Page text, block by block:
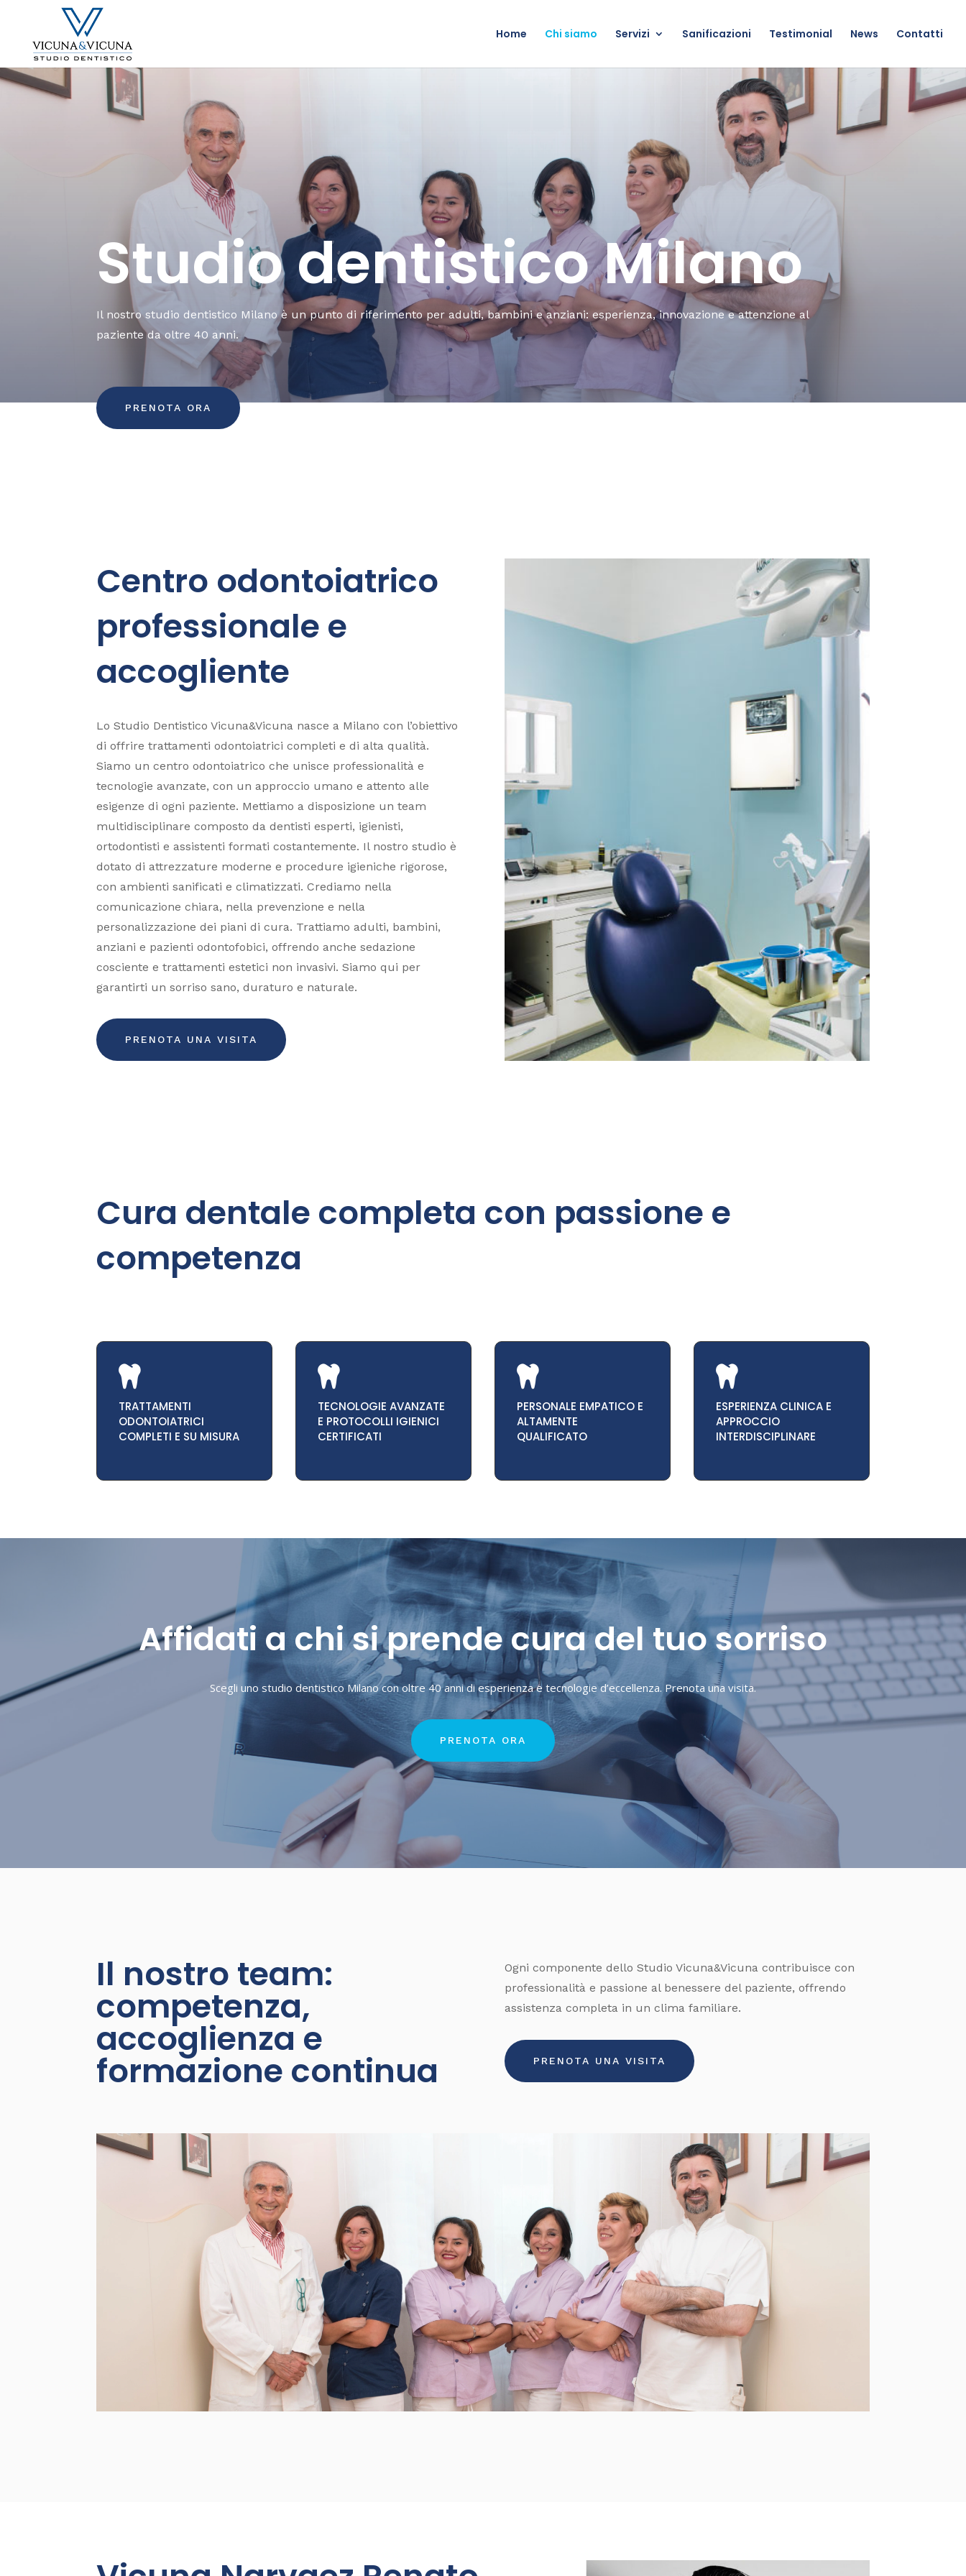
Home Chi siamo Servizi Sanificazioni Testimonial News Contatti
Studio dentistico Milano
Il nostro studio dentistico Milano è un punto di riferimento per adulti, bambini e anziani: esperienza, innovazione e attenzione al
paziente da oltre 40 anni.
PRENOTA ORA
Centro odontoiatrico
professionale e
accogliente
Lo Studio Dentistico Vicuna&Vicuna nasce a Milano con l’obiettivo
di offrire trattamenti odontoiatrici completi e di alta qualità.
Siamo un centro odontoiatrico che unisce professionalità e
tecnologie avanzate, con un approccio umano e attento alle
esigenze di ogni paziente. Mettiamo a disposizione un team
multidisciplinare composto da dentisti esperti, igienisti,
ortodontisti e assistenti formati costantemente. Il nostro studio è
dotato di attrezzature moderne e procedure igieniche rigorose,
con ambienti sanificati e climatizzati. Crediamo nella
comunicazione chiara, nella prevenzione e nella
personalizzazione dei piani di cura. Trattiamo adulti, bambini,
anziani e pazienti odontofobici, offrendo anche sedazione
cosciente e trattamenti estetici non invasivi. Siamo qui per
garantirti un sorriso sano, duraturo e naturale.
PRENOTA UNA VISITA
Cura dentale completa con passione e
competenza

TRATTAMENTI
ODONTOIATRICI
COMPLETI E SU MISURA

TECNOLOGIE AVANZATE
E PROTOCOLLI IGIENICI
CERTIFICATI

PERSONALE EMPATICO E
ALTAMENTE
QUALIFICATO

ESPERIENZA CLINICA E
APPROCCIO
INTERDISCIPLINARE
Affidati a chi si prende cura del tuo sorriso
Scegli uno studio dentistico Milano con oltre 40 anni di esperienza e tecnologie d’eccellenza. Prenota una visita.
PRENOTA ORA
Il nostro team:
competenza,
accoglienza e
formazione continua
Ogni componente dello Studio Vicuna&Vicuna contribuisce con
professionalità e passione al benessere del paziente, offrendo
assistenza completa in un clima familiare.
PRENOTA UNA VISITA